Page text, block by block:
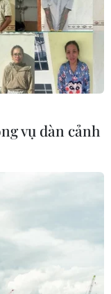
vụ dàn cảnh